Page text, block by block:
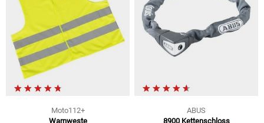
Moto112+
Warnweste
ABUS
8900 Kettenschloss